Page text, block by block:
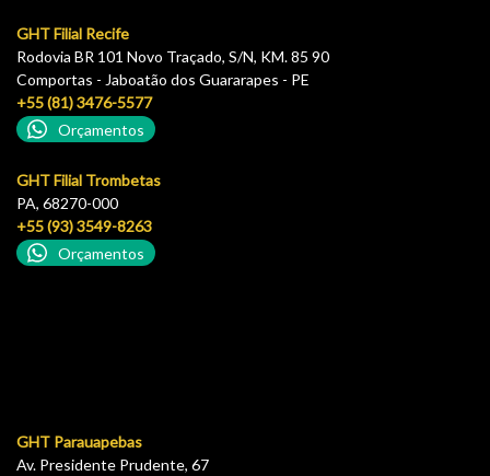
GHT Filial Recife
Rodovia BR 101 Novo Traçado, S/N, KM. 85 90
Comportas - Jaboatão dos Guararapes - PE
+55 (81) 3476-5577
Orçamentos
GHT Filial Trombetas
PA, 68270-000
+55 (93) 3549-8263
Orçamentos
GHT Parauapebas
Av. Presidente Prudente, 67